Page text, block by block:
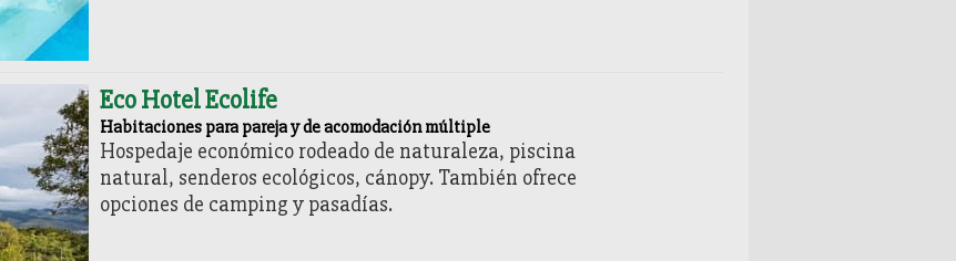
Eco Hotel Ecolife
Habitaciones para pareja y de acomodación múltiple
Hospedaje económico rodeado de naturaleza, piscina
natural, senderos ecológicos, cánopy. También ofrece
opciones de camping y pasadías.